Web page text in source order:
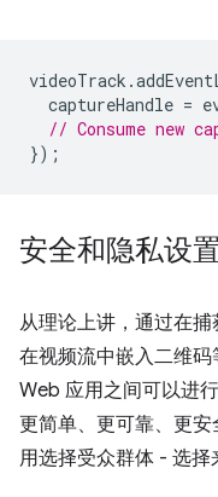
videoTrack .
captureHandle =
// Consume new
});
安全和隐私设
从理论上讲，通过在
在视频流中嵌入二维
Web 应用之间可以进
更简单、更可靠、更
用选择受众群体 - 选择